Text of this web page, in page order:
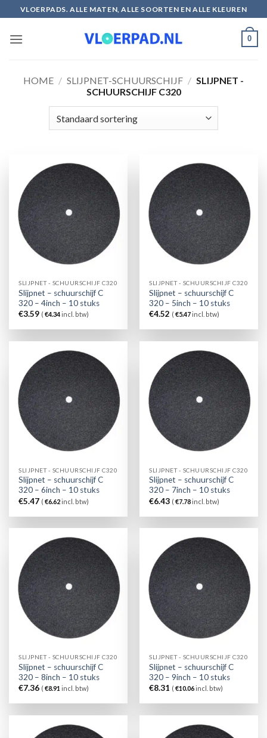
naar
inhoud
VLOERPADS. ALLE MATEN, ALLE SOORTEN EN ALLE KLEUREN
0
HOME / SLIJPNET-SCHUURSCHIJF / SLIJPNET -
SCHUURSCHIJF C320
SLIJPNET - SCHUURSCHIJF C320
Slijpnet – schuurschijf C
320 – 4inch – 10 stuks
€3.59 (€4.34incl. btw)
SLIJPNET - SCHUURSCHIJF C320
Slijpnet – schuurschijf C
320 – 5inch – 10 stuks
€4.52 (€5.47incl. btw)
SLIJPNET - SCHUURSCHIJF C320
Slijpnet – schuurschijf C
320 – 6inch – 10 stuks
€5.47 (€6.62incl. btw)
SLIJPNET - SCHUURSCHIJF C320
Slijpnet – schuurschijf C
320 – 7inch – 10 stuks
€6.43 (€7.78incl. btw)
SLIJPNET - SCHUURSCHIJF C320
Slijpnet – schuurschijf C
320 – 8inch – 10 stuks
€7.36 (€8.91 incl. btw)
SLIJPNET - SCHUURSCHIJF C320
Slijpnet – schuurschijf C
320 – 9inch – 10 stuks
€8.31 (€10.06incl. btw)